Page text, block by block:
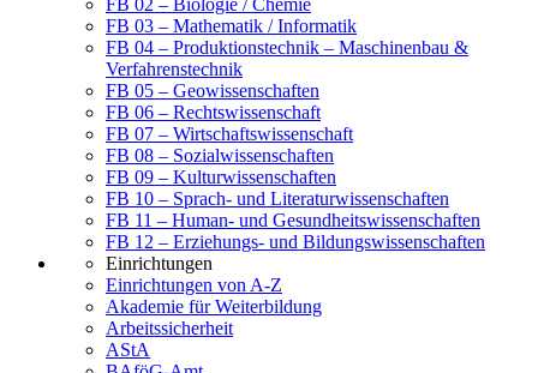
FB 03 – Mathematik / Informatik
FB 04 – Produktionstechnik – Maschinenbau &
Verfahrenstechnik
FB 05 – Geowissenschaften
FB 06 – Rechtswissenschaft
FB 07 – Wirtschaftswissenschaft
FB 08 – Sozialwissenschaften
FB 09 – Kulturwissenschaften
FB 10 – Sprach- und Literaturwissenschaften
FB 11 – Human- und Gesundheitswissenschaften
FB 12 – Erziehungs- und Bildungswissenschaften
Einrichtungen
Einrichtungen von A-Z
Akademie für Weiterbildung
Arbeitssicherheit
AStA